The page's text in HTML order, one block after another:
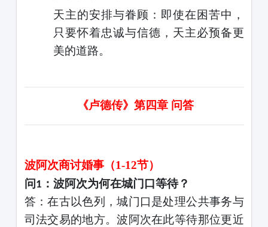
天主的安排与眷顾：即使在困苦中，
只要怀着忠诚与信德，天主必预备更
美的道路。
《卢德传》第四章 问答
波阿次商讨婚事（1-12节）
问 1 ：波阿次为何在城门口等待？
答：在古以色列，城门口是处理公共事务与
司法交易的地方。波阿次在此等待那位更近